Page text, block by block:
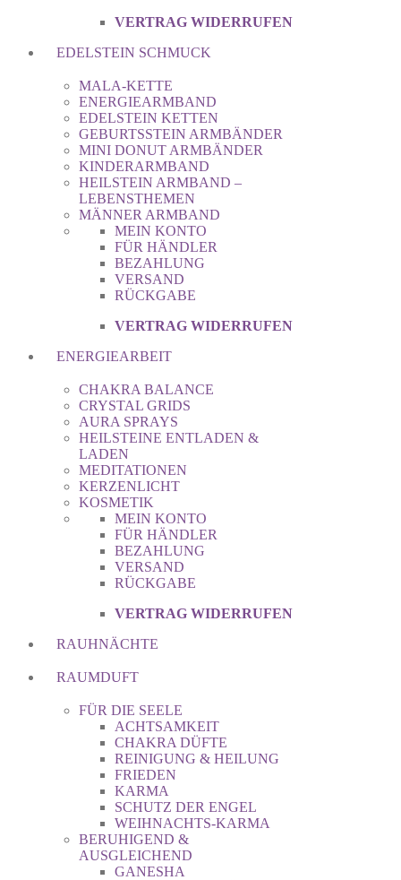
VERTRAG WIDERRUFEN
EDELSTEIN SCHMUCK
MALA-KETTE
ENERGIEARMBAND
EDELSTEIN KETTEN
GEBURTSSTEIN ARMBÄNDER
MINI DONUT ARMBÄNDER
KINDERARMBAND
HEILSTEIN ARMBAND –
LEBENSTHEMEN
MÄNNER ARMBAND
MEIN KONTO
FÜR HÄNDLER
BEZAHLUNG
VERSAND
RÜCKGABE
VERTRAG WIDERRUFEN
ENERGIEARBEIT
CHAKRA BALANCE
CRYSTAL GRIDS
AURA SPRAYS
HEILSTEINE ENTLADEN &
LADEN
MEDITATIONEN
KERZENLICHT
KOSMETIK
MEIN KONTO
FÜR HÄNDLER
BEZAHLUNG
VERSAND
RÜCKGABE
VERTRAG WIDERRUFEN
RAUHNÄCHTE
RAUMDUFT
FÜR DIE SEELE
ACHTSAMKEIT
CHAKRA DÜFTE
REINIGUNG & HEILUNG
FRIEDEN
KARMA
SCHUTZ DER ENGEL
WEIHNACHTS-KARMA
BERUHIGEND &
AUSGLEICHEND
GANESHA